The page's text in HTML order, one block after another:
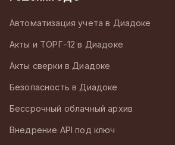
Автоматизация учета в Диадоке
Акты и ТОРГ-12 в Диадоке
Акты сверки в Диадоке
Безопасность в Диадоке
Бессрочный облачный архив
Внедрение API под ключ